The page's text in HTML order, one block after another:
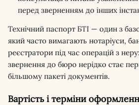
перед зверненням до інших
Технічний паспорт БТІ — один з
який часто вимагають нотаріуси,
реєстратори під час операцій з
звернення до бюро нерідко стає
більшому пакеті документів.
Вартість і терміни